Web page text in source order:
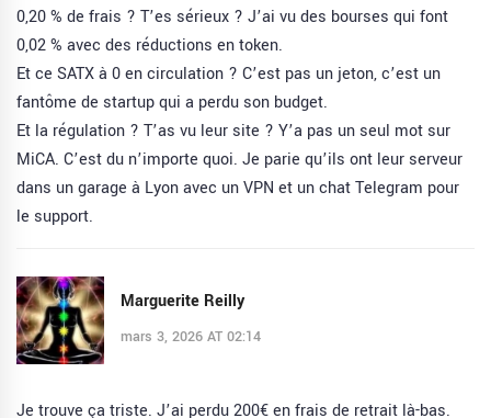
0,20 % de frais ? T’es sérieux ? J’ai vu des bourses qui font
0,02 % avec des réductions en token.
Et ce SATX à 0 en circulation ? C’est pas un jeton, c’est un
fantôme de startup qui a perdu son budget.
Et la régulation ? T’as vu leur site ? Y’a pas un seul mot sur
MiCA. C’est du n’importe quoi. Je parie qu’ils ont leur serveur
dans un garage à Lyon avec un VPN et un chat Telegram pour
le support.
Marguerite Reilly
mars 3, 2026 AT 02:14
Je trouve ça triste. J’ai perdu 200€ en frais de retrait là-bas.